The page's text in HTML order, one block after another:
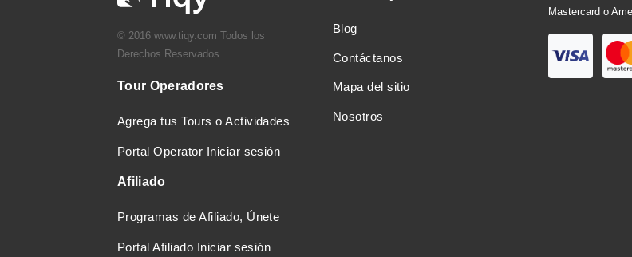
© 2016 www.tiqy.com Todos los
Derechos Reservados
Tour Operadores
Agrega tus Tours o Actividades
Portal Operator Iniciar sesión
Afiliado
Programas de Afiliado, Únete
Portal Afiliado Iniciar sesión
Blog
Contáctanos
Mapa del sitio
Nosotros
Mastercard o